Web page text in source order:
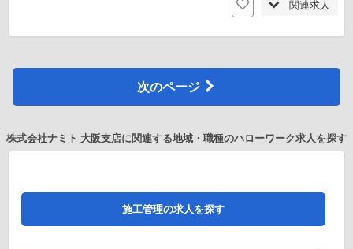
関連求人
次のページ
株式会社ナミト 大阪支店に関連する地域・職種のハローワーク求人を探す
施工管理の求人を探す